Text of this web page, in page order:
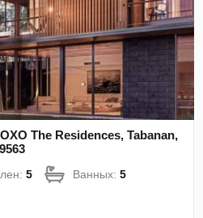
The Residences, Tabanan,
5 Ванных:5